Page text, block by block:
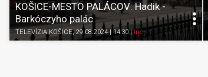
KOŠICE-MESTO PALÁCOV: Hadik -
Barkóczyho palác
TELEVÍZIA KOŠICE, 29.08.2024 | 14:30| Iné